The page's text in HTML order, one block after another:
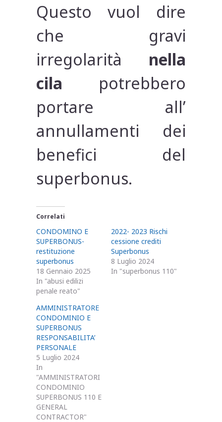
Questo vuol dire
che gravi
irregolarità nella
cila potrebbero
portare all’
annullamenti dei
benefici del
superbonus.
Correlati
CONDOMINO E
SUPERBONUS-
restituzione
superbonus
18 Gennaio 2025
In "abusi edilizi
penale reato"
2022- 2023 Rischi
cessione crediti
Superbonus
8 Luglio 2024
In "superbonus 110"
AMMINISTRATORE
CONDOMINIO E
SUPERBONUS
RESPONSABILITA’
PERSONALE
5 Luglio 2024
In
"AMMINISTRATORI
CONDOMINIO
SUPERBONUS 110 E
GENERAL
CONTRACTOR"